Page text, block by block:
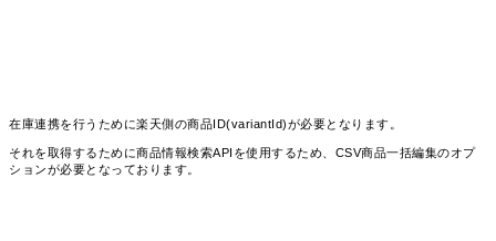
在庫連携を行うために楽天側の商品ID(variantId)が必要となります。
それを取得するために商品情報検索APIを使用するため、CSV商品一括編集のオプ
ションが必要となっております。